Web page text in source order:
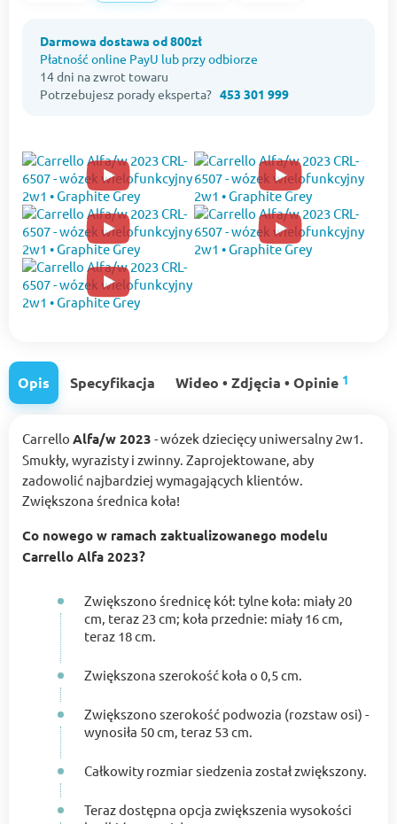
Darmowa dostawa od 800zł
Płatność online PayU lub przy odbiorze
14 dni na zwrot towaru
Potrzebujesz porady eksperta? 453 301 999
Opis Specyfikacja Wideo • Zdjęcia • Opinie 1
Carrello Alfa/w 2023 - wózek dziecięcy uniwersalny 2w1.
Smukły, wyrazisty i zwinny. Zaprojektowane, aby
zadowolić najbardziej wymagających klientów.
Zwiększona średnica koła!
Co nowego w ramach zaktualizowanego modelu
Carrello Alfa 2023?
Zwiększono średnicę kół: tylne koła: miały 20
cm, teraz 23 cm; koła przednie: miały 16 cm,
teraz 18 cm.
Zwiększona szerokość koła o 0,5 cm.
Zwiększono szerokość podwozia (rozstaw osi) -
wynosiła 50 cm, teraz 53 cm.
Całkowity rozmiar siedzenia został zwiększony.
Teraz dostępna opcja zwiększenia wysokości